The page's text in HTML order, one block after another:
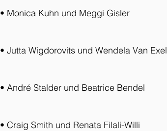
• Monica Kuhn und Meggi Gisler
• Jutta Wigdorovits und Wendela Van Exel
• André Stalder und Beatrice Bendel
• Craig Smith und Renata Filali-Willi